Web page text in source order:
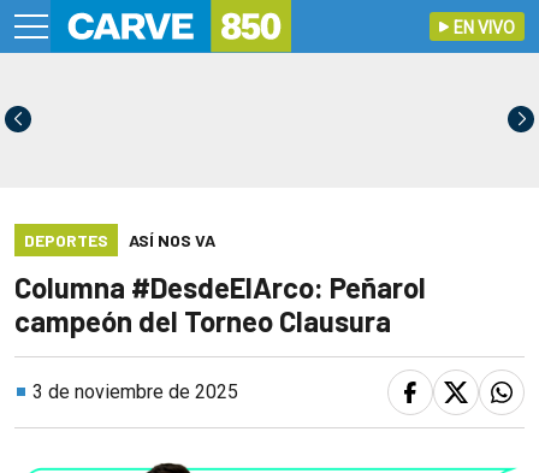
EN VIVO
DEPORTES ASÍ NOS VA
Columna #DesdeElArco: Peñarol
campeón del Torneo Clausura
3 de noviembre de 2025